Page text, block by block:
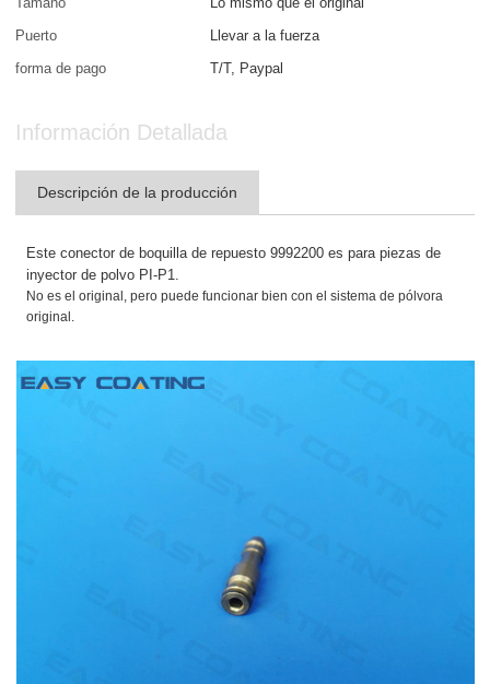
Puerto
Llevar a la fuerza
forma de pago
T/T, Paypal
Información Detallada
Descripción de la producción
Este conector de boquilla de repuesto 9992200 es para piezas de
inyector de polvo PI-P1.
No es el original, pero puede funcionar bien con el sistema de pólvora
original.